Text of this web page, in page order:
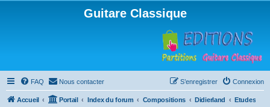
Guitare Classique
FAQ Nous contacter Connexion
S’enregistrer
Accueil Portail Index du forum Compositions Didierland Etudes